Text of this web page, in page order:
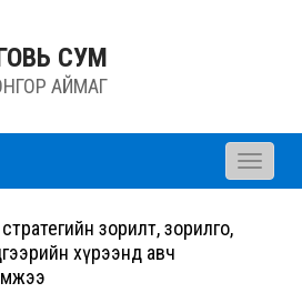
СУМ
АЙМАГ
Toggle
зорилт, зорилго,
хүрээнд авч